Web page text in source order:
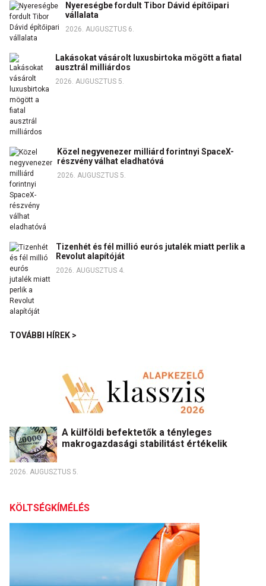
Nyereségbe fordult Tibor Dávid építőipari
vállalata
2026. AUGUSZTUS 6.
Lakásokat vásárolt luxusbirtoka mögött a fiatal
ausztrál milliárdos
2026. AUGUSZTUS 5.
Közel negyvenezer milliárd forintnyi SpaceX-
részvény válhat eladhatóvá
2026. AUGUSZTUS 5.
Tizenhét és fél millió eurós jutalék miatt perlik a
Revolut alapítóját
2026. AUGUSZTUS 4.
TOVÁBBI HÍREK >
A külföldi befektetők a tényleges
makrogazdasági stabilitást értékelik
2026. AUGUSZTUS 5.
KÖLTSÉGKÍMÉLÉS